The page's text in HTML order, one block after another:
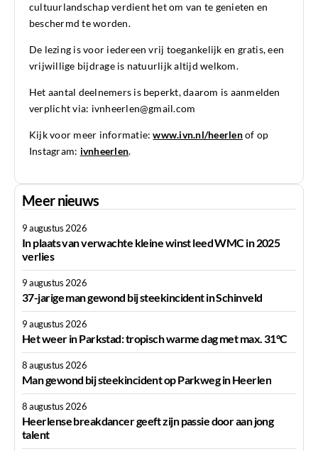
cultuurlandschap verdient het om van te genieten en
beschermd te worden.
De lezing is voor iedereen vrij toegankelijk en gratis, een
vrijwillige bijdrage is natuurlijk altijd welkom.
Het aantal deelnemers is beperkt, daarom is aanmelden
verplicht via: ivnheerlen@gmail.com
Kijk voor meer informatie:www.ivn.nl/heerlenof op
Instagram: ivnheerlen.
Meer nieuws
9 augustus 2026
In plaats van verwachte kleine winst leed WMC in 2025
verlies
9 augustus 2026
37-jarige man gewond bij steekincident in Schinveld
9 augustus 2026
Het weer in Parkstad: tropisch warme dag met max. 31°C
8 augustus 2026
Man gewond bij steekincident op Parkweg in Heerlen
8 augustus 2026
Heerlense breakdancer geeft zijn passie door aan jong
talent